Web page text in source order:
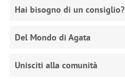
Hai bisogno di un consiglio?
Del Mondo di Agata
Unisciti alla comunità